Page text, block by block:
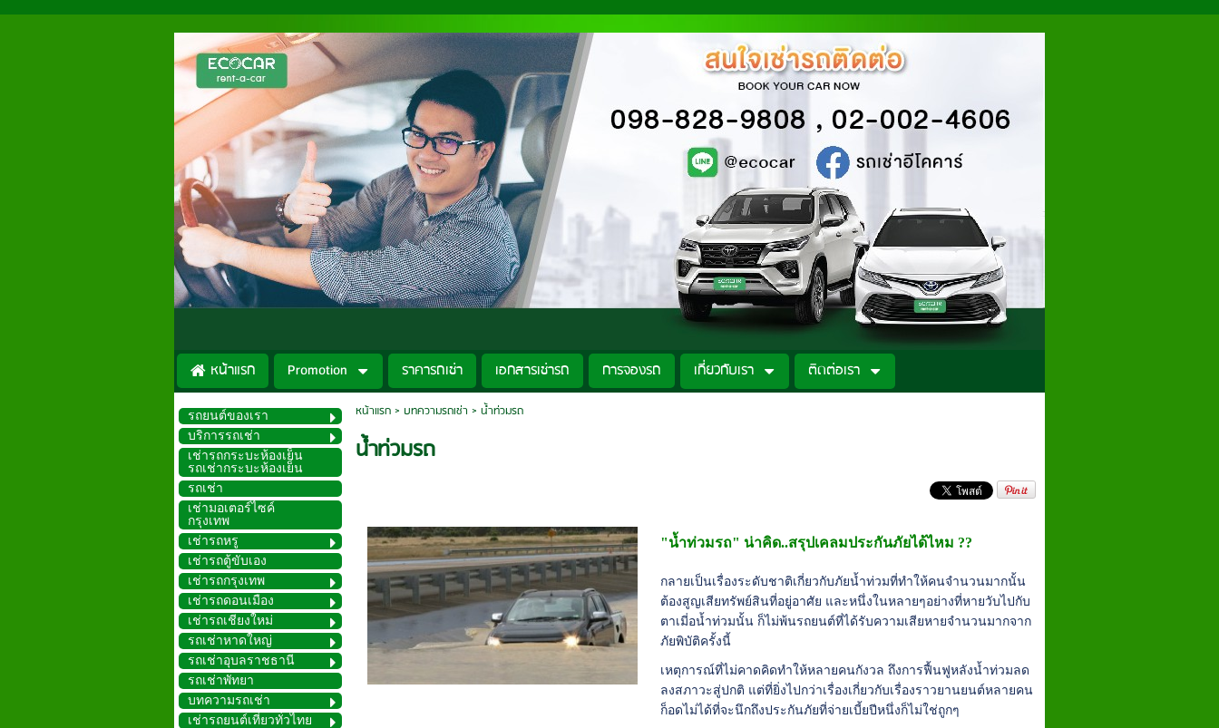
หน้าแรก Promotion ราคารถเช่า เอกสารเช่ารถ การจองรถ เกี่ยวกับเรา ติดต่อเรา
รถยนต์ของเรา
บริการรถเช่า
เช่ารถกระบะห้องเย็น
รถเช่ากระบะห้องเย็น
รถเช่า
เช่ามอเตอร์ไซค์
กรุงเทพ
เช่ารถหรู
เช่ารถตู้ขับเอง
เช่ารถกรุงเทพ
เช่ารถดอนเมือง
เช่ารถเชียงใหม่
รถเช่าหาดใหญ่
รถเช่าอุบลราชธานี
รถเช่าพัทยา
บทความรถเช่า
เช่ารถยนต์เที่ยวทั่วไทย
หน้าแรก> บทความรถเช่า > น้ำท่วมรถ
น้ำท่วมรถ
"น้ำท่วมรถ" น่าคิด..สรุปเคลมประกันภัยได้ไหม ??
กลายเป็นเรื่องระดับชาติเกี่ยวกับภัยน้ำท่วมที่ทำให้คนจำนวนมากนั้น
ต้องสูญเสียทรัพย์สินที่อยู่อาศัย และหนึ่งในหลายๆอย่างที่หายวับไปกับ
ตาเมี่อน้ำท่วมนั้น ก็ไม่พ้นรถยนต์ที่ได้รับความเสียหายจำนวนมากจาก
ภัยพิบัติครั้งนี้
เหตุการณ์ที่ไม่คาดคิดทำให้หลายคนกังวล ถึงการฟื้นฟูหลังน้ำท่วมลด
ลงสภาวะสู่ปกติ แต่ที่ยิ่งไปกว่าเรื่องเกี่ยวกับเรื่องราวยานยนต์หลายคน
ก็อดไม่ได้ที่จะนึกถึงประกันภัยที่จ่ายเบี้ยปีหนึ่งก็ไม่ใช่ถูกๆ